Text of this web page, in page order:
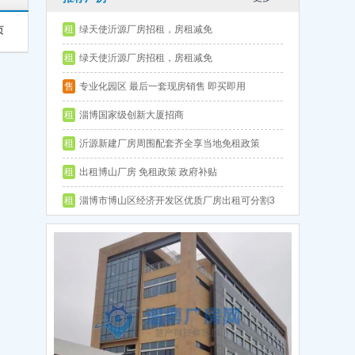
租 绿天使沂源厂房招租，房租减免
租 绿天使沂源厂房招租，房租减免
售 专业化园区 最后一套现房销售 即买即用
租 淄博国家级创新大厦招商
租 沂源新建厂房周围配套齐全享当地免租政策
租 出租博山厂房 免租政策 政府补贴
租 淄博市博山区经济开发区优质厂房出租可分割3